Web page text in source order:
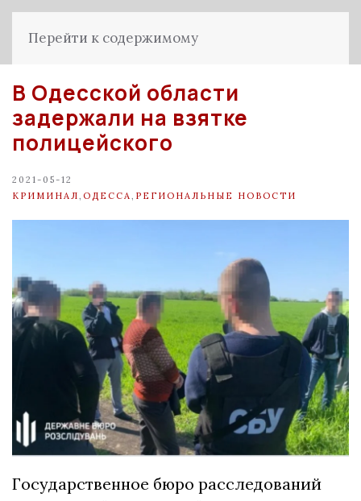
Перейти к содержимому
В Одесской области
задержали на взятке
полицейского
2021-05-12
КРИМИНАЛ ОДЕССА РЕГИОНАЛЬНЫЕ НОВОСТИ
Государственное бюро расследований